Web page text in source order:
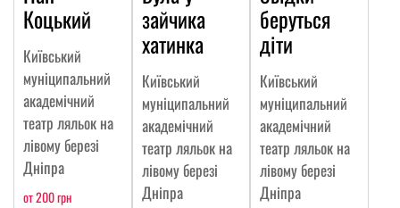
Коцький
Київський
муніципальний
академічний
театр ляльок на
лівому березі
Дніпра
от 200 грн
зайчика
хатинка
Київський
муніципальний
академічний
театр ляльок на
лівому березі
Дніпра
беруться
діти
Київський
муніципальний
академічний
театр ляльок на
лівому березі
Дніпра